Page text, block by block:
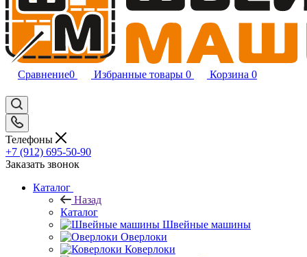
Сравнение0 Избранные товары 0 Корзина 0
Телефоны
+7 (912) 695-50-90
Заказать звонок
Каталог
Назад
Каталог
Швейные машины
Оверлоки
Коверлоки